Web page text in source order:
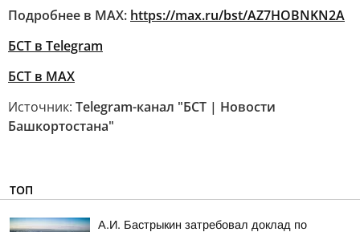
Подробнее в MAX: https://max.ru/bst/AZ7HOBNKN2A
БСТ в Telegram
БСТ в МАХ
Источник: Telegram-канал "БСТ | Новости
Башкортостана"
ТОП
А.И. Бастрыкин затребовал доклад по